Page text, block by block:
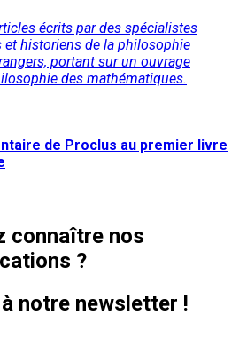
écrits par des spécialistes
historiens de la philosophie
portant sur un ouvrage
des mathématiques.
de Proclus au premier livre
connaître nos
?
notre newsletter !